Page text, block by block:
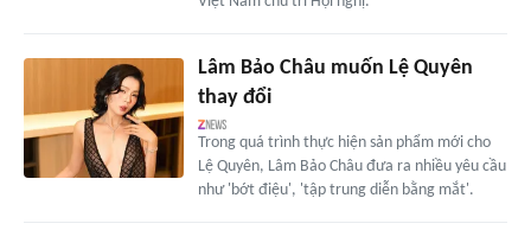
Lâm Bảo Châu muốn Lệ Quyên
thay đổi
Trong quá trình thực hiện sản phẩm mới cho
Lệ Quyên, Lâm Bảo Châu đưa ra nhiều yêu cầu
như 'bớt điệu', 'tập trung diễn bằng mắt'.